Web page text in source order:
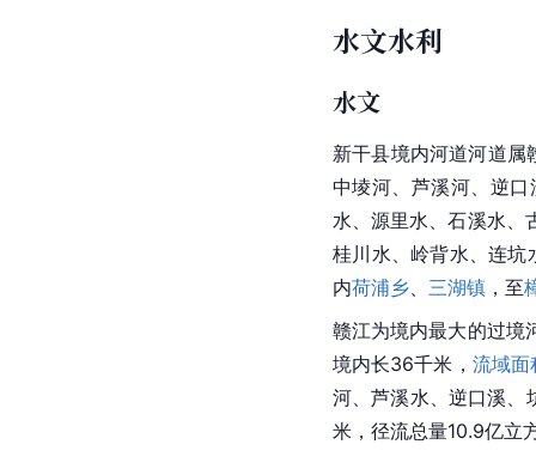
水文水利
水文
新干县境内河道河道属
中堎河、芦溪河、逆
水、源里水、石溪水、
桂川水、岭背水、连坑
内荷浦乡、 三湖镇 ，至
赣江为境内最大的过境
境内长36千米， 流域面
河、芦溪水、逆口溪
米，径流总量10.9亿立